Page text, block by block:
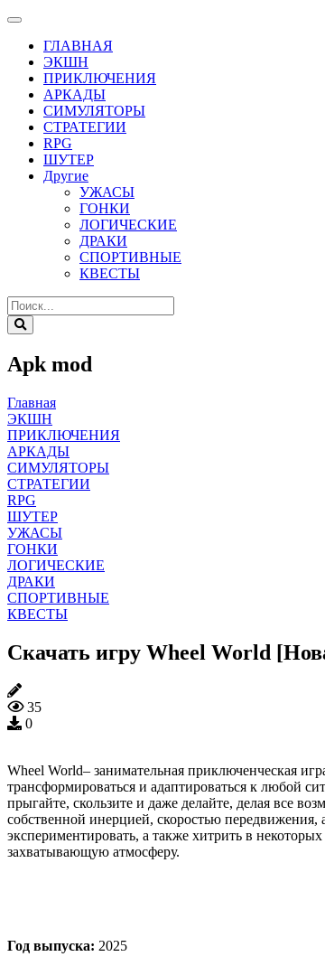
ГЛАВНАЯ
ЭКШН
ПРИКЛЮЧЕНИЯ
АРКАДЫ
СИМУЛЯТОРЫ
СТРАТЕГИИ
RPG
ШУТЕР
Другие
УЖАСЫ
ГОНКИ
ЛОГИЧЕСКИЕ
ДРАКИ
СПОРТИВНЫЕ
КВЕСТЫ
Apk mod
Главная
ЭКШН
ПРИКЛЮЧЕНИЯ
АРКАДЫ
СИМУЛЯТОРЫ
СТРАТЕГИИ
RPG
ШУТЕР
УЖАСЫ
ГОНКИ
ЛОГИЧЕСКИЕ
ДРАКИ
СПОРТИВНЫЕ
КВЕСТЫ
Скачать игру Wheel World
35
0
Wheel World– занимательная приключенческая
трансформироваться и адаптироваться к любой
прыгайте, скользите и даже делайте, делая все
собственной инерцией, скоростью
экспериментировать, а также хитрить в
захватывающую атмосферу.
Год выпуска: 2025